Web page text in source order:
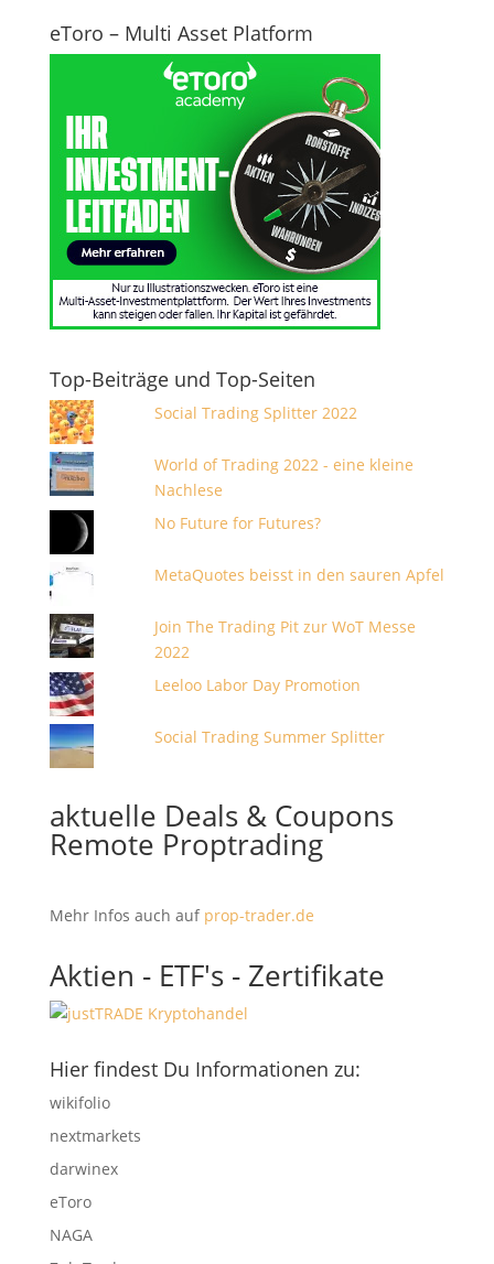
eToro – Multi Asset Platform
Top-Beiträge und Top-Seiten
Social Trading Splitter 2022
World of Trading 2022 - eine kleine
Nachlese
No Future for Futures?
MetaQuotes beisst in den sauren Apfel
Join The Trading Pit zur WoT Messe
2022
Leeloo Labor Day Promotion
Social Trading Summer Splitter
aktuelle Deals & Coupons
Remote Proptrading
Mehr Infos auch auf prop-trader.de
Aktien - ETF's - Zertifikate
Hier findest Du Informationen zu:
wikifolio
nextmarkets
darwinex
eToro
NAGA